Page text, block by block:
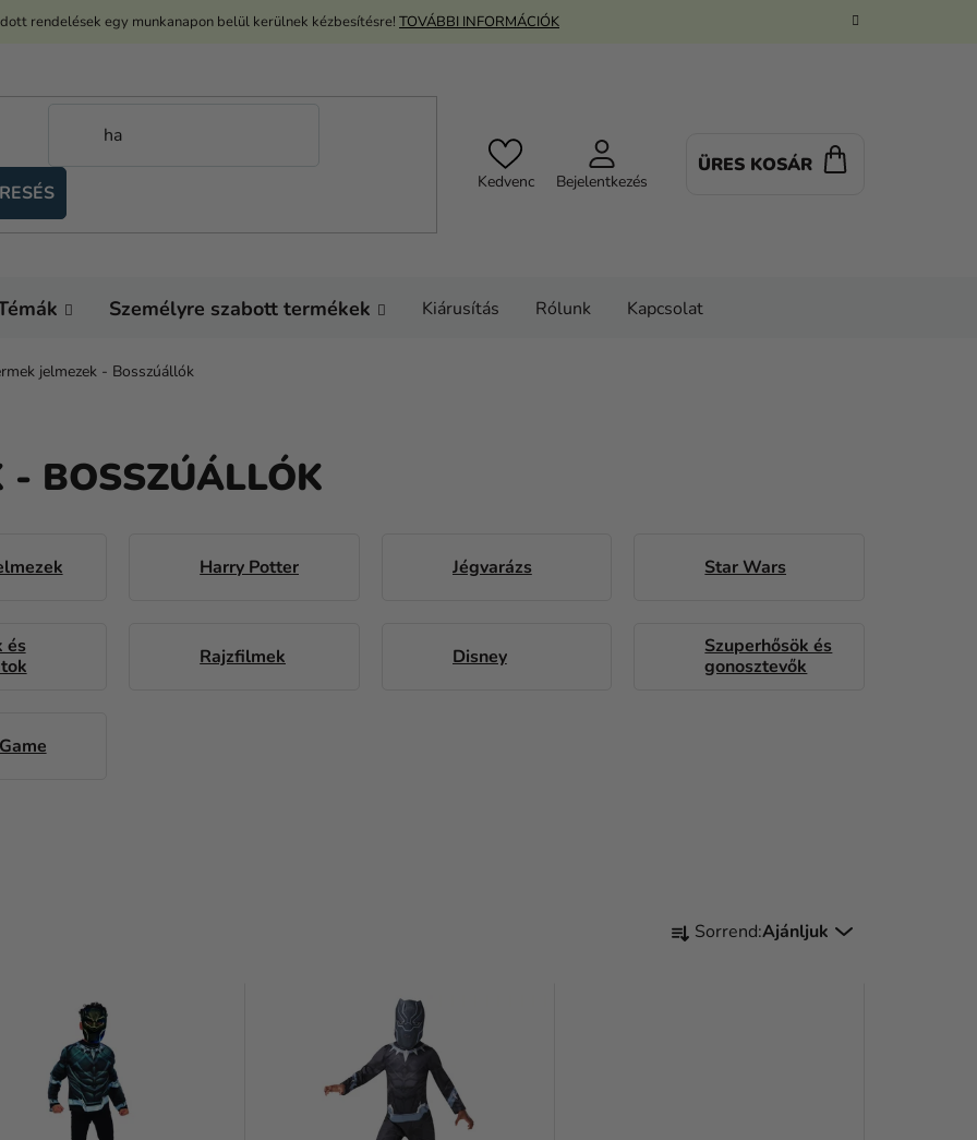
rendelések egy munkanapon belül kerülnek kézbesítésre! TOVÁBBI INFORMÁCIÓK
Kedvenc Bejelentkezés
ÜRES KOSÁR
Személyre szabott termékek Kiárusítás Rólunk Kapcsolat
jelmezek - Bosszúállók
- BOSSZÚÁLLÓK
Harry Potter Jégvarázs Star Wars
és
Rajzfilmek Disney
Szuperhősök és
gonosztevők
T Sorrend:Ajánljuk